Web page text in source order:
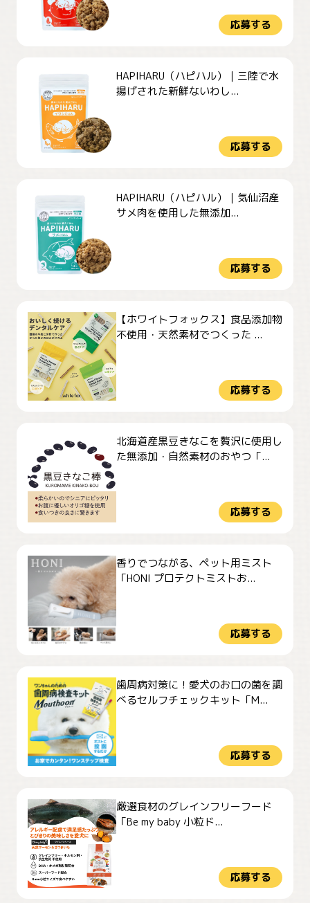
応募する
HAPIHARU（ハピハル）｜三陸で水
揚げされた新鮮ないわし...
応募する
HAPIHARU（ハピハル）｜気仙沼産
サメ肉を使用した無添加...
応募する
【ホワイトフォックス】食品添加物
不使用・天然素材でつくった ...
応募する
北海道産黒豆きなこを贅沢に使用し
た無添加・自然素材のおやつ「...
応募する
香りでつながる、ペット用ミスト
「HONI プロテクトミストお...
応募する
歯周病対策に！愛犬のお口の菌を調
べるセルフチェックキット「M...
応募する
厳選食材のグレインフリーフード
「Be my baby 小粒ド...
応募する